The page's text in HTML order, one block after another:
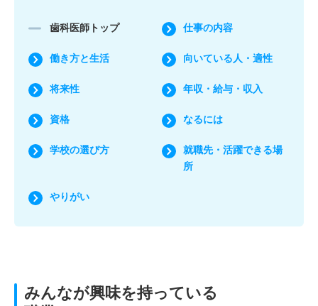
歯科医師トップ 仕事の内容
働き方と生活 向いている人・適性
将来性 年収・給与・収入
資格 なるには
学校の選び方
就職先・活躍できる場
所
やりがい
みんなが興味を持っている